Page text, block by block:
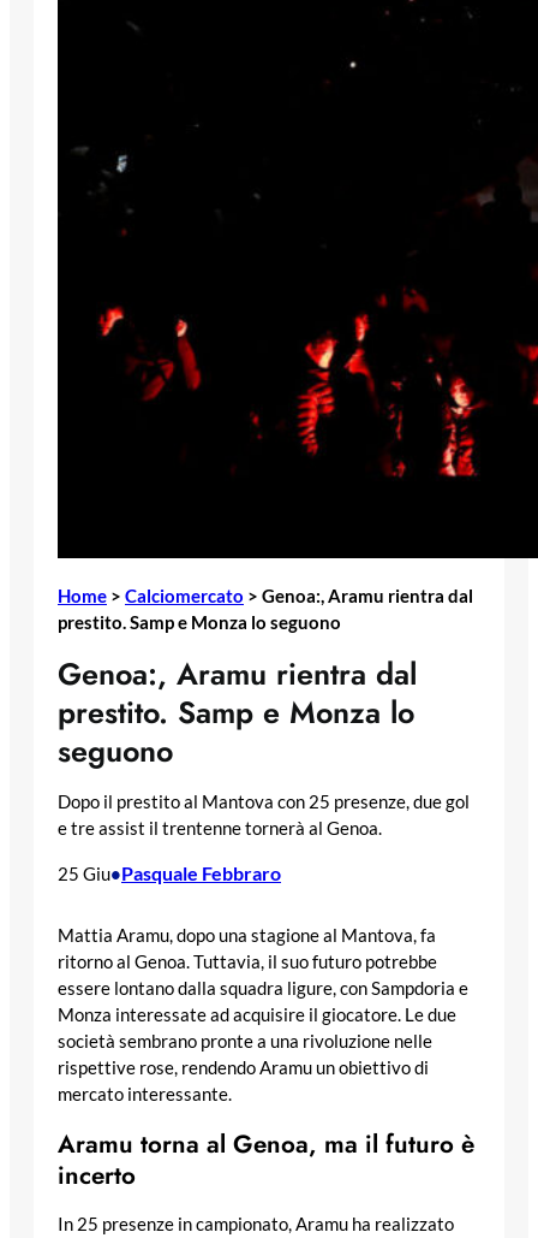
Home > Calciomercato > Genoa:, Aramu rientra dal
prestito. Samp e Monza lo seguono
Genoa:, Aramu rientra dal
prestito. Samp e Monza lo
seguono
Dopo il prestito al Mantova con 25 presenze, due gol
e tre assist il trentenne tornerà al Genoa.
25 Giu•Pasquale Febbraro
Mattia Aramu, dopo una stagione al Mantova, fa
ritorno al Genoa. Tuttavia, il suo futuro potrebbe
essere lontano dalla squadra ligure, con Sampdoria e
Monza interessate ad acquisire il giocatore. Le due
società sembrano pronte a una rivoluzione nelle
rispettive rose, rendendo Aramu un obiettivo di
mercato interessante.
Aramu torna al Genoa, ma il futuro è
incerto
In 25 presenze in campionato, Aramu ha realizzato